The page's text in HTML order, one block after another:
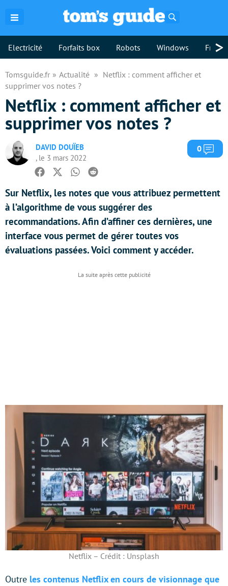
Electricité Forfaits box Robots Windows >
Tomsguide.fr Actualité
Netflix : comment afficher et
supprimer vos notes ?
Netflix : comment afficher et
supprimer vos notes ?
DAVID DOUÏEB
, le 3 mars 2022
0
Facebook
TwitterWhatsapp
Reddit
Sur Netflix, les notes que vous attribuez permettent
à l’algorithme de vous suggérer des
recommandations. Afin d’affiner ces dernières, une
interface vous permet de gérer toutes vos
évaluations passées. Voici comment y accéder.
Netflix – Crédit : Unsplash
Outre les contenus Netflix en cours de visionnage que